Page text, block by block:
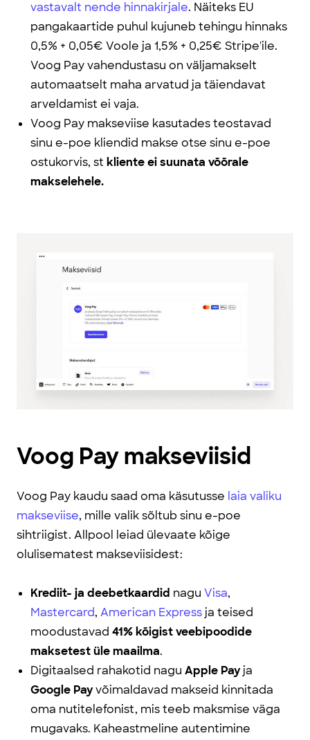
vastavalt nende hinnakirjale. Näiteks EU
pangakaartide puhul kujuneb tehingu hinnaks
0,5% + 0,05€ Voole ja 1,5% + 0,25€ Stripe'ile.
Voog Pay vahendustasu on väljamakselt
automaatselt maha arvatud ja täiendavat
arveldamist ei vaja.
Voog Pay makseviise kasutades teostavad
sinu e-poe kliendid makse otse sinu e-poe
ostukorvis, st kliente ei suunata võõrale
makselehele.
Voog Pay makseviisid
Voog Pay kaudu saad oma käsutusse laia valiku
makseviise, mille valik sõltub sinu e-poe
sihtriigist. Allpool leiad ülevaate kõige
olulisematest makseviisidest:
Krediit- ja deebetkaardid nagu Visa,
Mastercard, American Expressja teised
moodustavad 41% kõigist veebipoodide
maksetest üle maailma.
Digitaalsed rahakotid nagu Apple Payja
Google Payvõimaldavad makseid kinnitada
oma nutitelefonist, mis teeb maksmise väga
mugavaks. Kaheastmeline autentimine